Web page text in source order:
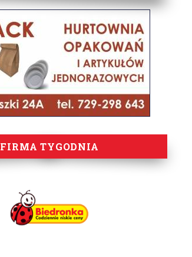
FIRMA TYGODNIA